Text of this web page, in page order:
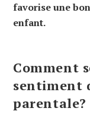
favorise une
enfant.
Comment
sentiment
parentale?